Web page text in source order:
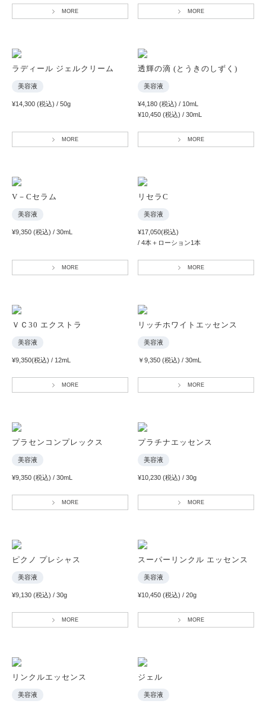
MORE MORE
ラディール ジェルクリーム
美容液
¥14,300 (税込) / 50g
MORE
透輝の滴 (とうきのしずく)
美容液
¥4,180 (税込) / 10mL
¥10,450 (税込) / 30mL
MORE
V－Cセラム
美容液
¥9,350 (税込) / 30mL
MORE
リセラC
美容液
¥17,050(税込)
/ 4本＋ローション1本
MORE
ＶＣ30 エクストラ
美容液
¥9,350(税込) / 12mL
MORE
リッチホワイトエッセンス
美容液
￥9,350 (税込) / 30mL
MORE
プラセンコンプレックス
美容液
¥9,350 (税込) / 30mL
MORE
プラチナエッセンス
美容液
¥10,230 (税込) / 30g
MORE
ピクノ プレシャス
美容液
¥9,130 (税込) / 30g
MORE
スーパーリンクル エッセンス
美容液
¥10,450 (税込) / 20g
MORE
リンクルエッセンス
美容液
ジェル
美容液